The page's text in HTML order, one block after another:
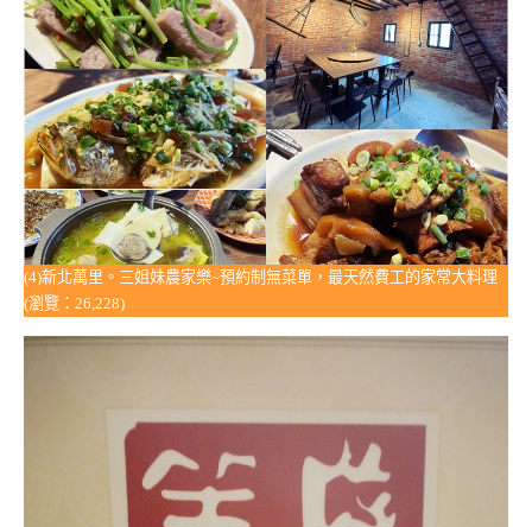
(4)新北萬里。三姐妹農家樂~預約制無菜單，最天然費工的家常大料理
(瀏覽：26,228)